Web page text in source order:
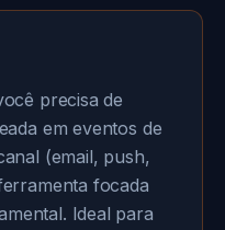
precisa de
em eventos de
(email, push,
focada
Ideal para